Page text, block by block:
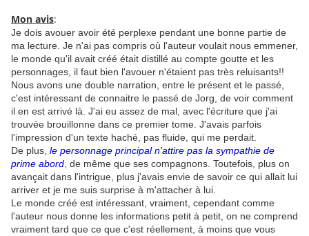
Mon avis:
Je dois avouer avoir été perplexe pendant une bonne partie de
ma lecture. Je n'ai pas compris où l'auteur voulait nous emmener,
le monde qu'il avait créé était distillé au compte goutte et les
personnages, il faut bien l'avouer n'étaient pas très reluisants!!
Nous avons une double narration, entre le présent et le passé,
c'est intéressant de connaitre le passé de Jorg, de voir comment
il en est arrivé là. J'ai eu assez de mal, avec l'écriture que j'ai
trouvée brouillonne dans ce premier tome. J'avais parfois
l'impression d'un texte haché, pas fluide, qui me perdait.
De plus, le personnage principal n'attire pas la sympathie de
prime abord , de même que ses compagnons. Toutefois, plus on
avançait dans l'intrigue, plus j'avais envie de savoir ce qui allait lui
arriver et je me suis surprise à m'attacher à lui.
Le monde créé est intéressant, vraiment, cependant comme
l'auteur nous donne les informations petit à petit, on ne comprend
vraiment tard que ce que c'est réellement, à moins que vous